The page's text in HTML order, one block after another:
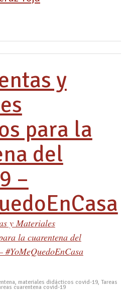
y
para la
del
–
y Materiales
la cuarentena del
#YoMeQuedoEnCasa
, materiales didácticos covid-19, Tareas
cuarentena covid-19